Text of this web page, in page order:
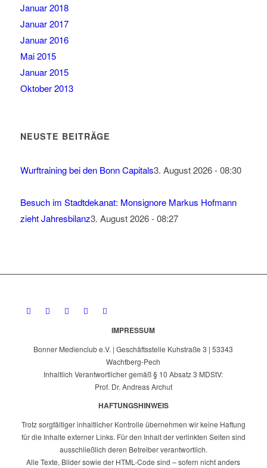
Januar 2018
Januar 2017
Januar 2016
Mai 2015
Januar 2015
Oktober 2013
NEUSTE BEITRÄGE
Wurftraining bei den Bonn Capitals3. August 2026 - 08:30
Besuch im Stadtdekanat: Monsignore Markus Hofmann
zieht Jahresbilanz3. August 2026 - 08:27
IMPRESSUM
Bonner Medienclub e.V. | Geschäftsstelle Kuhstraße 3 | 53343
Wachtberg-Pech
Inhaltlich Verantwortlicher gemäß § 10 Absatz 3 MDStV:
Prof. Dr. Andreas Archut
HAFTUNGSHINWEIS
Trotz sorgfältiger inhaltlicher Kontrolle übernehmen wir keine Haftung
für die Inhalte externer Links. Für den Inhalt der verlinkten Seiten sind
ausschließlich deren Betreiber verantwortlich.
Alle Texte, Bilder sowie der HTML-Code sind – sofern nicht anders